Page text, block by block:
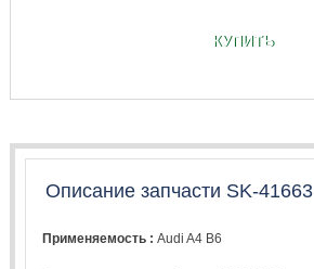
КУПИТЬ
Описание запчасти SK-41663
Применяемость :Audi A4 B6